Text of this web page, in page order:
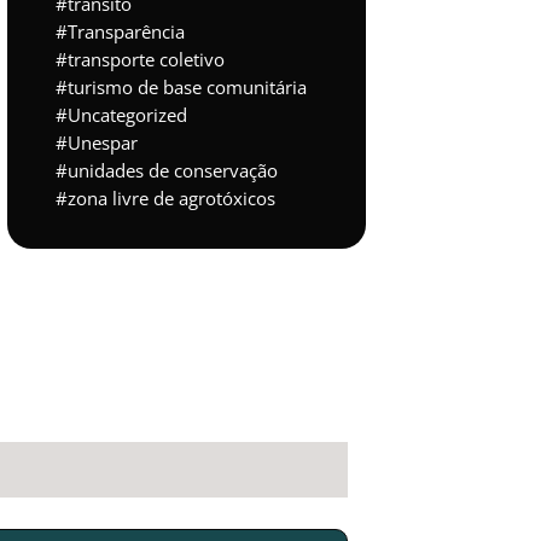
Transparência
transporte coletivo
turismo de base comunitária
Uncategorized
Unespar
unidades de conservação
zona livre de agrotóxicos